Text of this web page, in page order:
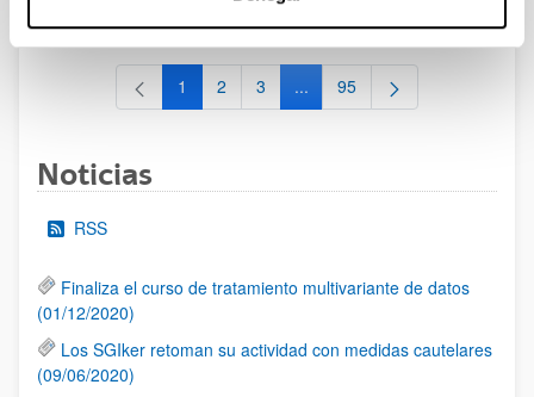
al 30/07/2026 (ambos incluídos)
Página
1 Página
2 Página
3 ...Páginas intermedias Use TAB
Página
95
Noticias
RSS
Finaliza el curso de tratamiento multivariante de datos
(01/12/2020)
Los SGIker retoman su actividad con medidas cautelares
(09/06/2020)